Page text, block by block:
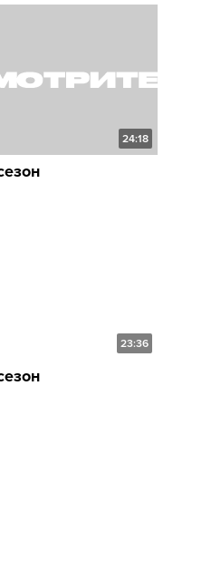
24:18
23:36